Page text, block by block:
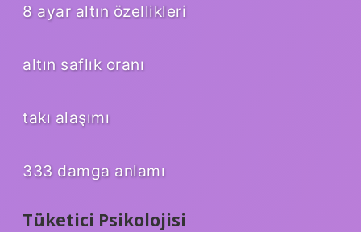
8 ayar altın özellikleri
altın saflık oranı
takı alaşımı
333 damga anlamı
Tüketici Psikolojisi